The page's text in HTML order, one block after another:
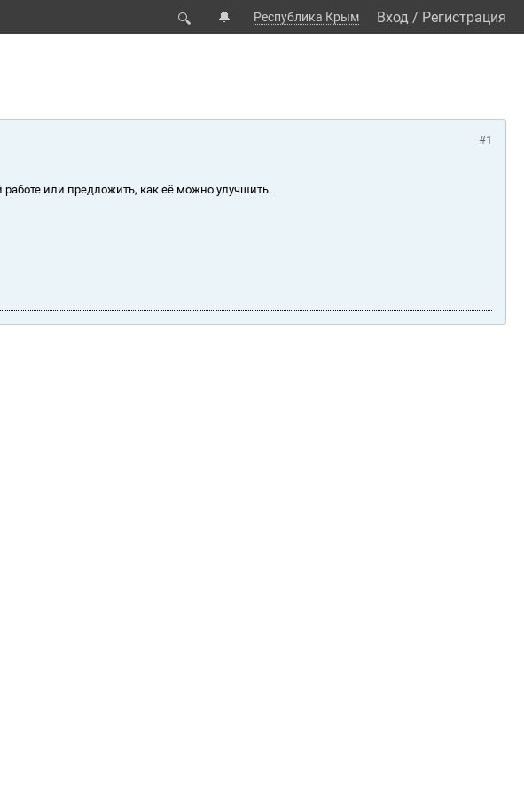
🔍 🔔 Республика Крым Вход / Регистрация
#1
работе или предложить, как её можно улучшить.